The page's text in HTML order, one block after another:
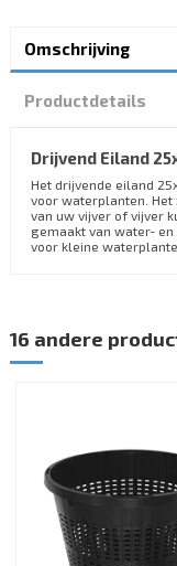
Omschrijving
Productdetails
Drijvend Eiland
Het drijvende eiland
voor waterplanten.
van uw vijver of vijver
gemaakt van water-
voor kleine
16 andere